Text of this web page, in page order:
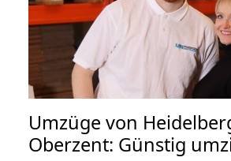
Umzüge von
Oberzent: Günstig